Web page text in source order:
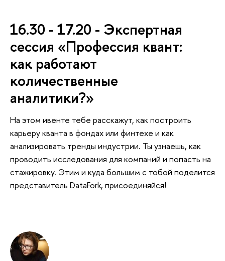
16.30 - 17.20 - Экспертная
сессия «Профессия квант:
как работают
количественные
аналитики?»
На этом ивенте тебе расскажут, как построить
карьеру кванта в фондах или финтехе и как
анализировать тренды индустрии. Ты узнаешь, как
проводить исследования для компаний и попасть на
стажировку. Этим и куда большим с тобой поделится
представитель DataFork, присоединяйся!